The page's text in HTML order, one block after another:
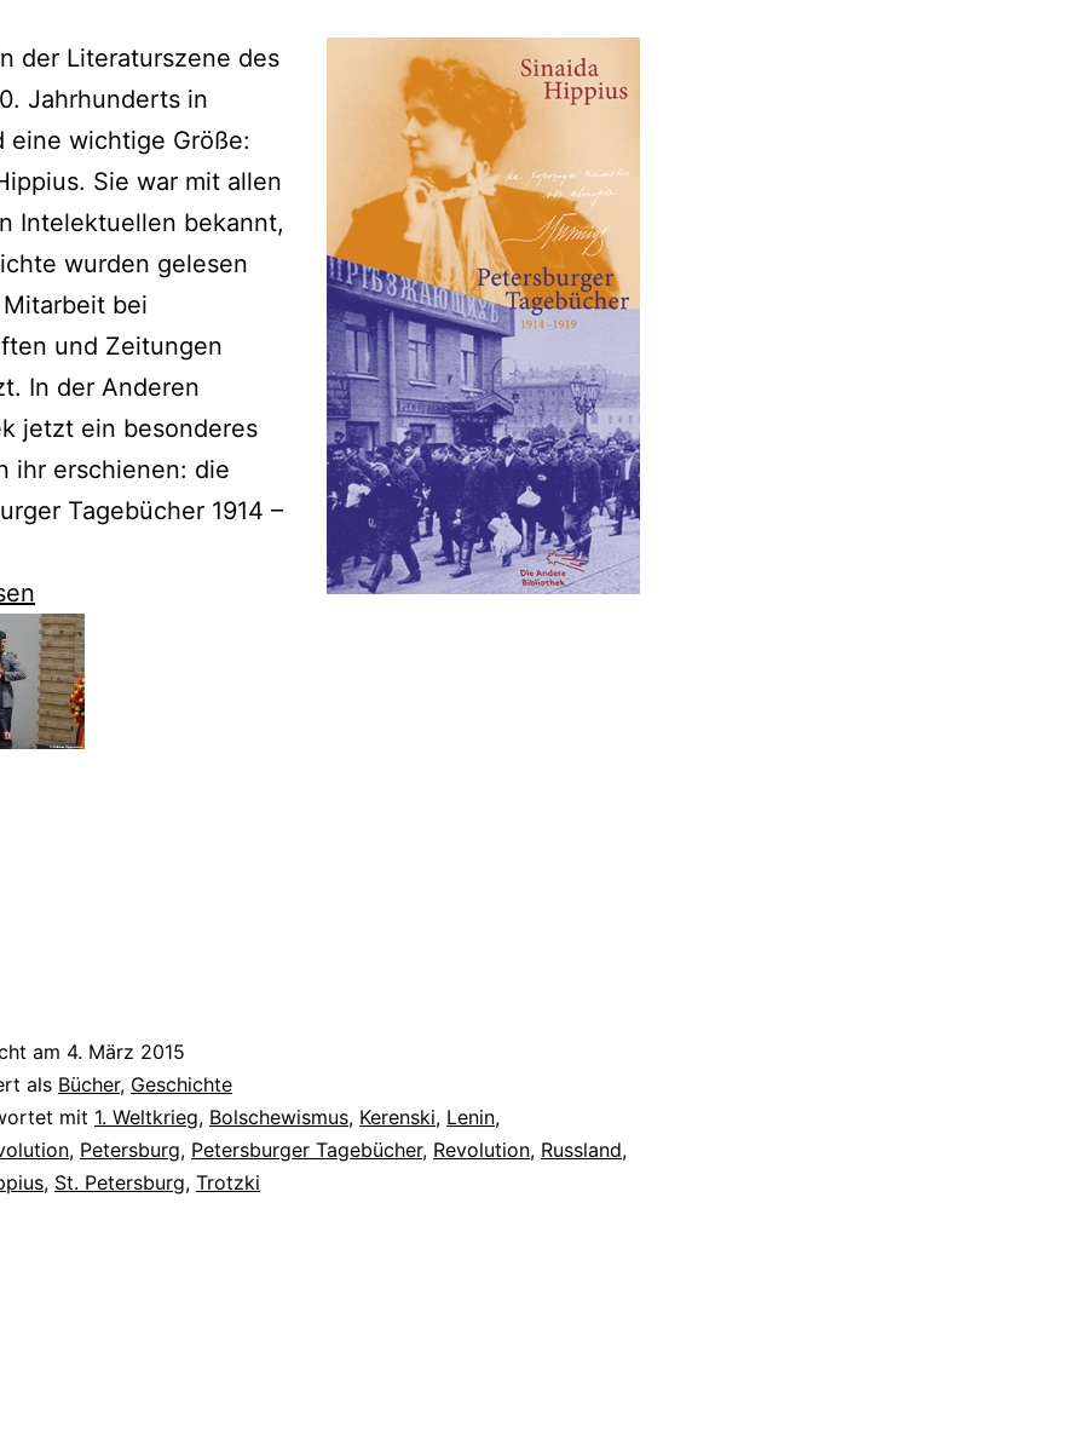
der Literaturszene des
Jahrhunderts in
eine wichtige Größe:
Sie war mit allen
Intelektuellen bekannt,
wurden gelesen
bei
und Zeitungen
In der Anderen
jetzt ein besonderes
ihr erschienen: die
Tagebücher 1914 –
am 4. März 2015
als Bücher, Geschichte
mit 1. Weltkrieg, Bolschewismus, Kerenski, Lenin,
, Petersburg, Petersburger Tagebücher, Revolution, Russland,
, St. Petersburg, Trotzki